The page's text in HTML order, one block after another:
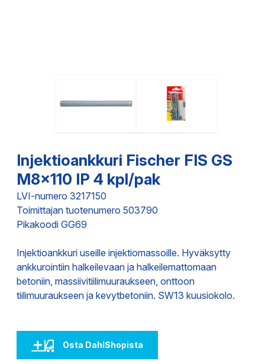
Injektioankkuri Fischer FIS GS
M8x110 IP 4 kpl/pak
LVI-numero 3217150
Toimittajan tuotenumero 503790
Pikakoodi GG69
Injektioankkuri useille injektiomassoille. Hyväksytty
ankkurointiin halkeilevaan ja halkeilemattomaan
betoniin, massiivitiilimuuraukseen, onttoon
tiilimuuraukseen ja kevytbetoniin. SW13 kuusiokolo.
Osta DahlShopista